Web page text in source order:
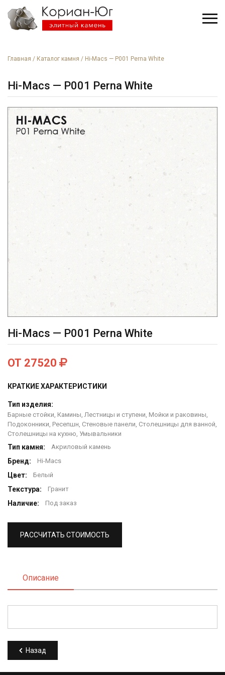
Главная / Каталог камня / Hi-Macs — P001 Perna White
Hi-Macs — P001 Perna White
Hi-Macs — P001 Perna White
ОТ 27520
КРАТКИЕ ХАРАКТЕРИСТИКИ
Тип изделия:
Барные стойки, Камины, Лестницы и ступени, Мойки и раковины,
Подоконники, Ресепшн, Стеновые панели, Столешницы для ванной,
Столешницы на кухню, Умывальники
Тип камня: Акриловый камень
Бренд: Hi-Macs
Цвет: Белый
Текстура: Гранит
Наличие: Под заказ
РАССЧИТАТЬ СТОИМОСТЬ
Описание
Назад